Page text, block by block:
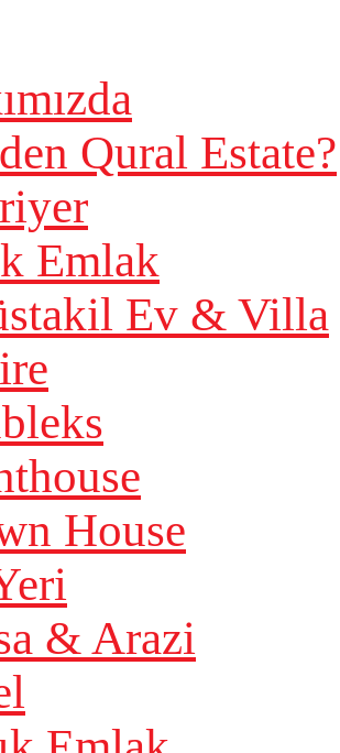
Qural Estate?
Emlak
Ev & Villa
House
& Arazi